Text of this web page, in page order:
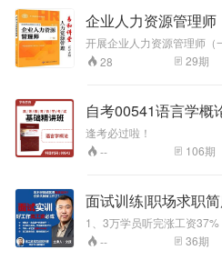
企业人力资源管理师
开展企业人力资源管理师（
出考试重点，提高学员短期
28 29期
自考00541语言学概
逢考必过啦！
--
106期
面试训练|职场求职
1、3万学员听完涨工资37%
2、反套路求职法找捷径，
武16年千人面试经验，手把
-- 36期